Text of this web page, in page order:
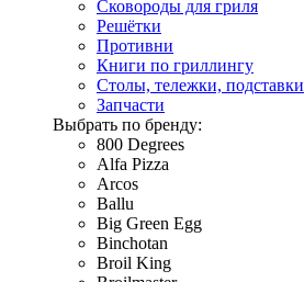
Сковороды для гриля
Решётки
Противни
Книги по гриллингу
Столы, тележки, подставки
Запчасти
Выбрать по бренду:
800 Degrees
Alfa Pizza
Arcos
Ballu
Big Green Egg
Binchotan
Broil King